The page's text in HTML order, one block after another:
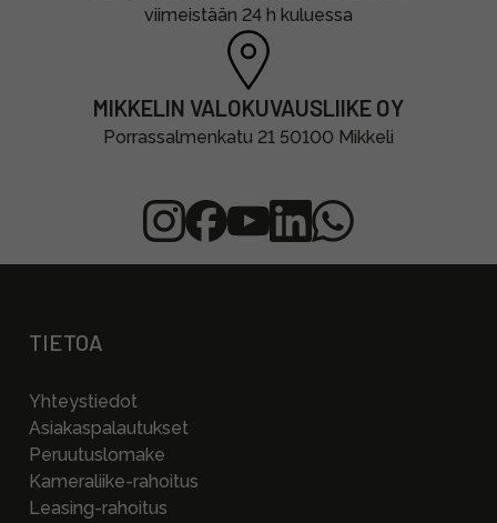
viimeistään 24 h kuluessa
MIKKELIN VALOKUVAUSLIIKE OY
Porrassalmenkatu 21 50100 Mikkeli
TIETOA
Yhteystiedot
Asiakaspalautukset
Peruutuslomake
Kameraliike-rahoitus
Leasing-rahoitus